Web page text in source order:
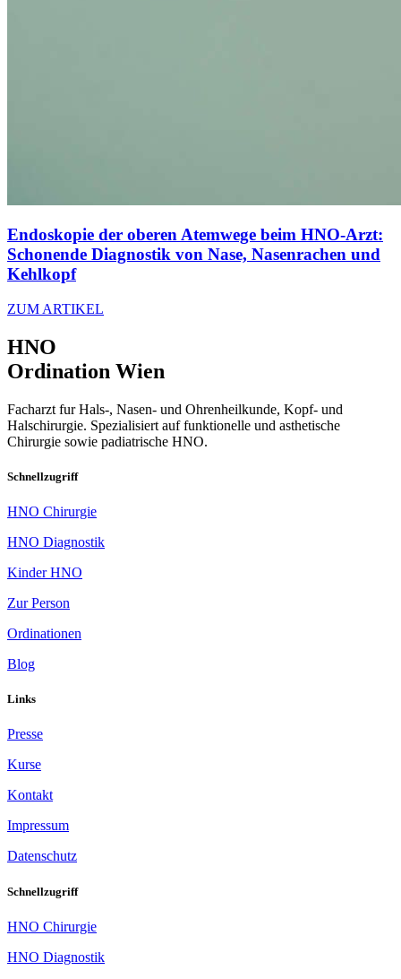
Endoskopie der oberen Atemwege beim HNO-Arzt:
Schonende Diagnostik von Nase, Nasenrachen und
Kehlkopf
ZUM ARTIKEL
HNO
Ordination Wien
Facharzt fur Hals-, Nasen- und Ohrenheilkunde, Kopf- und
Halschirurgie. Spezialisiert auf funktionelle und asthetische
Chirurgie sowie padiatrische HNO.
Schnellzugriff
HNO Chirurgie
HNO Diagnostik
Kinder HNO
Zur Person
Ordinationen
Blog
Links
Presse
Kurse
Kontakt
Impressum
Datenschutz
Schnellzugriff
HNO Chirurgie
HNO Diagnostik